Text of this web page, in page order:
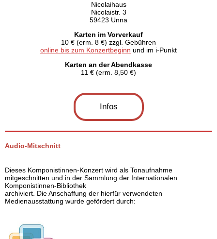
Nicolaihaus
Nicolaistr. 3
59423 Unna
Karten im Vorverkauf
10 € (erm. 8 €) zzgl. Gebühren
online bis zum Konzertbeginn und im i-Punkt
Karten an der Abendkasse
11 € (erm. 8,50 €)
Infos
Audio-Mitschnitt
Dieses Komponistinnen-Konzert wird als Tonaufnahme
mitgeschnitten und in der Sammlung der Internationalen
Komponistinnen-Bibliothek
archiviert. Die Anschaffung der hierfür verwendeten
Medienausstattung wurde gefördert durch: